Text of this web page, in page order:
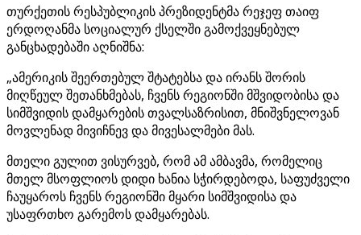
თურქეთის რესპუბლიკის პრეზიდენტმა რეჯეფ თაიფ
ერდოღანმა სოციალურ ქსელში გამოქვეყნებულ
განცხადებაში აღნიშნა:
„ამერიკის შეერთებულ შტატებსა და ირანს შორის
მიღწეულ შეთანხმებას, ჩვენს რეგიონში მშვიდობისა და
სიმშვიდის დამყარების თვალსაზრისით, მნიშვნელოვან
მოვლენად მივიჩნევ და მივესალმები მას.
მთელი გულით ვისურვებ, რომ ამ ამბავმა, რომელიც
მთელ მსოფლიოს დიდი ხანია სჭირდებოდა, საფუძველი
ჩაუყაროს ჩვენს რეგიონში მყარი სიმშვიდისა და
უსაფრთხო გარემოს დამყარებას.